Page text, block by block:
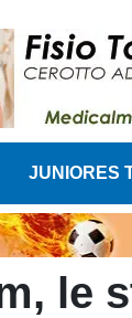
JUNIORES
le